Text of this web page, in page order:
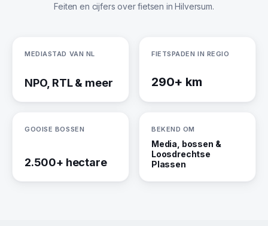
Feiten en cijfers over fietsen inHilversum.
MEDIASTAD VAN NL
NPO, RTL & meer
FIETSPADEN IN REGIO
290+ km
GOOISE BOSSEN
2.500+ hectare
BEKEND OM
Media, bossen &
Loosdrechtse
Plassen